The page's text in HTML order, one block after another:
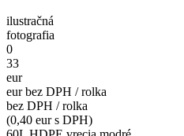
ilustračná
fotografia
0
33
eur
eur bez DPH / rolka
bez DPH / rolka
(0,40 eur s DPH)